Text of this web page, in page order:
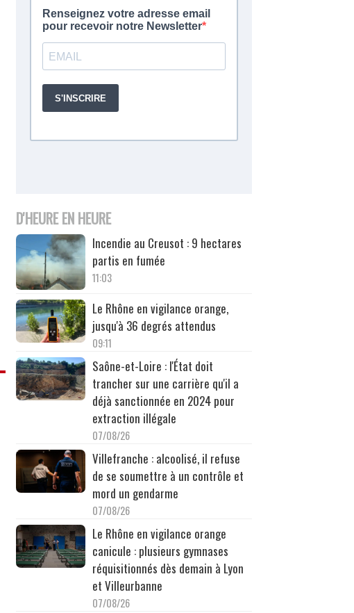
D'HEURE EN HEURE
Incendie au Creusot : 9 hectares
partis en fumée
11:03
Le Rhône en vigilance orange,
jusqu'à 36 degrés attendus
09:11
Saône-et-Loire : l'État doit
trancher sur une carrière qu'il a
déjà sanctionnée en 2024 pour
extraction illégale
07/08/26
Villefranche : alcoolisé, il refuse
de se soumettre à un contrôle et
mord un gendarme
07/08/26
Le Rhône en vigilance orange
canicule : plusieurs gymnases
réquisitionnés dès demain à Lyon
et Villeurbanne
07/08/26